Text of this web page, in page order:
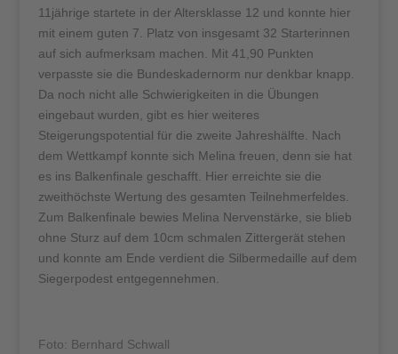
11jährige startete in der Altersklasse 12 und konnte hier
mit einem guten 7. Platz von insgesamt 32 Starterinnen
auf sich aufmerksam machen. Mit 41,90 Punkten
verpasste sie die Bundeskadernorm nur denkbar knapp.
Da noch nicht alle Schwierigkeiten in die Übungen
eingebaut wurden, gibt es hier weiteres
Steigerungspotential für die zweite Jahreshälfte. Nach
dem Wettkampf konnte sich Melina freuen, denn sie hat
es ins Balkenfinale geschafft. Hier erreichte sie die
zweithöchste Wertung des gesamten Teilnehmerfeldes.
Zum Balkenfinale bewies Melina Nervenstärke, sie blieb
ohne Sturz auf dem 10cm schmalen Zittergerät stehen
und konnte am Ende verdient die Silbermedaille auf dem
Siegerpodest entgegennehmen.
Foto: Bernhard Schwall